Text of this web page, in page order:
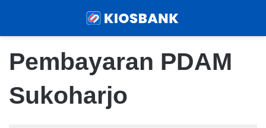
Pembayaran PDAM
Sukoharjo